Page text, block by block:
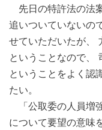
先日の特許法の法
追いついていないの
せていただいたが、
ということなので、
ということをよく認
たい。
「公取委の人員増
について要望の意味